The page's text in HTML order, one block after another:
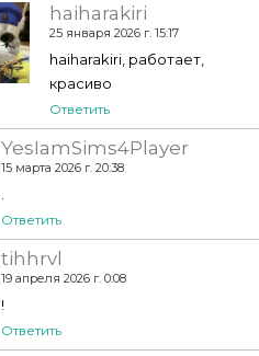
haiharakiri
25 января 2026 г. 15:17
haiharakiri, работает,
красиво
Ответить
YesIamSims4Player
15 марта 2026 г. 20:38
Ответить
tihhrvl
19 апреля 2026 г. 0:08
!
Ответить